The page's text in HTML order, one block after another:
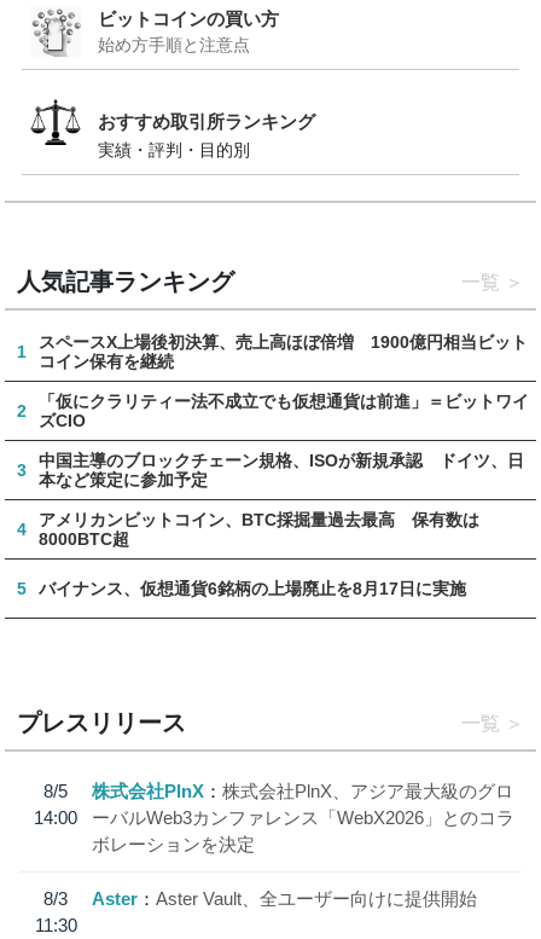
ビットコインの買い方
始め方手順と注意点
おすすめ取引所ランキング
実績・評判・目的別
人気記事ランキング 一覧
1
スペースX上場後初決算、売上高ほぼ倍増 1900億円相当ビット
コイン保有を継続
2
「仮にクラリティー法不成立でも仮想通貨は前進」＝ビットワイ
ズCIO
3
中国主導のブロックチェーン規格、ISOが新規承認 ドイツ、日
本など策定に参加予定
4
アメリカンビットコイン、BTC採掘量過去最高 保有数は
8000BTC超
5 バイナンス、仮想通貨6銘柄の上場廃止を8月17日に実施
プレスリリース 一覧
8/5
14:00
株式会社PlnX
株式会社PlnX、アジア最大級のグロ
ーバルWeb3カンファレンス「WebX2026」とのコラ
ボレーションを決定
8/3
11:30
Aster Aster Vault、全ユーザー向けに提供開始